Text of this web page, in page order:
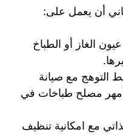
أن يعمل على:
الغاز أو الطباخ
التوهج مع صيانة
أمهر مصلح طباخات في
مع امكانية تنظيف